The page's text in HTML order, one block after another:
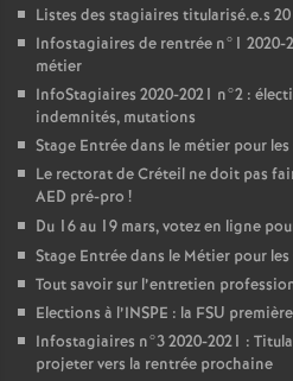
Listes des stagiaires titularisé.e.s
Infostagiaires de rentrée n°1 2020-
métier
InfoStagiaires 2020-2021 n°2 :
indemnités, mutations
Stage Entrée dans le métier pour
Le rectorat de Créteil ne doit pas
AED pré-pro !
Du 16 au 19 mars, votez en ligne
Stage Entrée dans le Métier pour
Tout savoir sur l’entretien
Elections à l’INSPE : la FSU première
Infostagiaires n°3 2020-2021 :
projeter vers la rentrée prochaine